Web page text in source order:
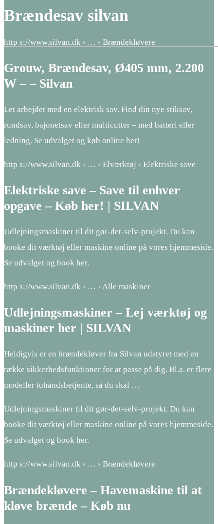
Brændesav silvan
http s://www.silvan.dk › … › Brændekløvere
Grouw, Brændesav, Ø405 mm, 2.200
W – – Silvan
Let arbejdet med en elektrisk sav. Find din nye stiksav,
rundsav, bajonetsav eller multicutter – med batteri eller
ledning. Se udvalget og køb online her!
http s://www.silvan.dk › … › Elværktøj › Elektriske save
Elektriske save – Save til enhver
opgave – Køb her! | SILVAN
Udlejningsmaskiner til dit gør-det-selv-projekt. Du kan
booke dit værktøj eller maskine online på vores hjemmeside.
Se udvalget og book her.
http s://www.silvan.dk › … › Alle maskiner
Udlejningsmaskiner – Lej værktøj og
maskiner her | SILVAN
Heldigvis er en brændekløver fra Silvan udstyret med en
række sikkerhedsfunktioner for at passe på dig. Bl.a. er flere
modeller tohåndsbetjente, så du skal …
Udlejningsmaskiner til dit gør-det-selv-projekt. Du kan
booke dit værktøj eller maskine online på vores hjemmeside.
Se udvalget og book her.
http s://www.silvan.dk › … › Brændekløvere
Brændekløvere – Havemaskine til at
kløve brænde – Køb nu